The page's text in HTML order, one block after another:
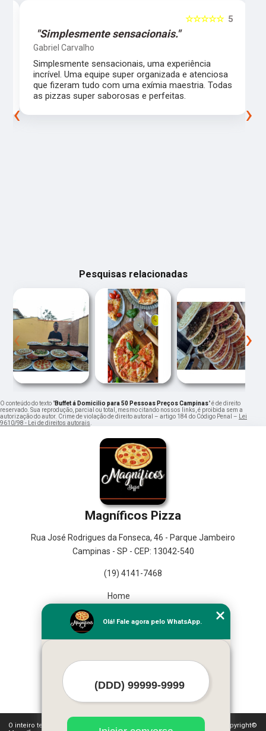
5
☆☆☆☆☆
"Simplesmente sensacionais."
Gabriel Carvalho
Simplesmente sensacionais, uma experiência
incrível. Uma equipe super organizada e atenciosa
que fizeram tudo com uma exímia maestria. Todas
as pizzas super saborosas e perfeitas.
‹ ›
Pesquisas relacionadas
‹ ›
O conteúdo do texto "Buffet á Domicilio para 50 Pessoas Preços Campinas" é de direito
reservado. Sua reprodução, parcial ou total, mesmo citando nossos links, é proibida sem a
autorização do autor. Crime de violação de direito autoral – artigo 184 do Código Penal – Lei
9610/98 - Lei de direitos autorais.
Magníficos Pizza
Rua José Rodrigues da Fonseca, 46 - Parque Jambeiro
Campinas - SP - CEP: 13042-540
(19) 4141-7468
Home
Missão
Serviços
O inteiro teor deste site está sujeito à proteção de direitos autorais. Copyright©
Olá! Fale agora pelo WhatsApp.